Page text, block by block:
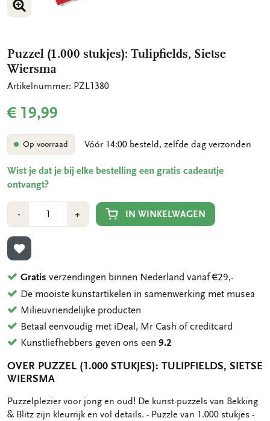
VERGROOT AFBEELDING
VERGROOT AFBEELDING
VERGROOT AFBEELDING
Puzzel (1.000 stukjes): Tulipfields, Sietse
Wiersma
Artikelnummer: PZL1380
€ 19,99
Op voorraad Vóór 14:00 besteld, zelfde dag verzonden
Wist je dat je bij elke bestelling een gratis cadeautje
ontvangt?
-Min
1
+Plus
1
IN WINKELWAGEN
TOEVOEGEN AAN VERLANGLIJST
Gratis verzendingen binnen Nederland vanaf €29,-
De mooiste kunstartikelen in samenwerking met musea
Milieuvriendelijke producten
Betaal eenvoudig met iDeal, Mr Cash of creditcard
Kunstliefhebbers geven ons een9.2
OVER PUZZEL (1.000 STUKJES): TULIPFIELDS, SIETSE
WIERSMA
OMSCHRIJVING
Puzzelplezier voor jong en oud! De kunst-puzzels van Bekking
& Blitz zijn kleurrijk en vol details. - Puzzle van 1.000 stukjes -